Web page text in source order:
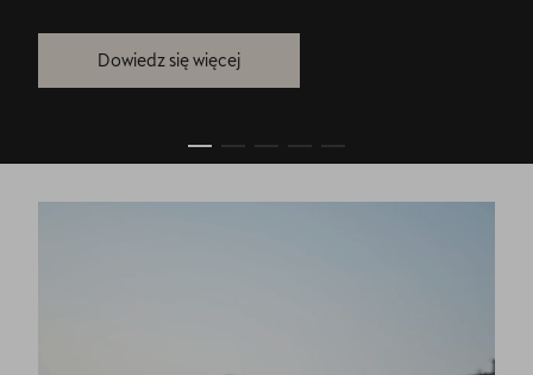
Dowiedz się więcej